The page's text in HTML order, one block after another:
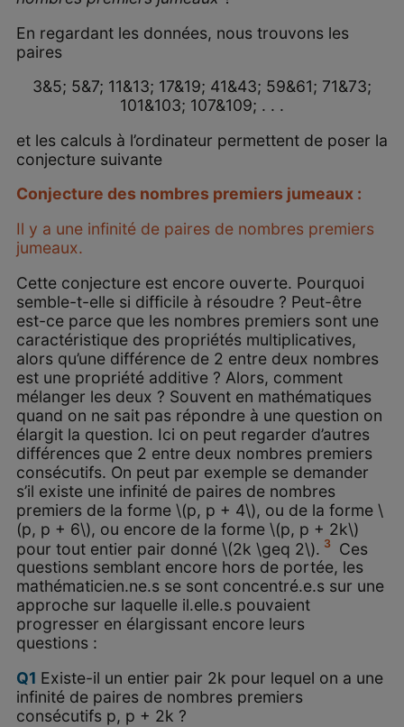
En regardant les données, nous trouvons les
paires
3&5; 5&7; 11&13; 17&19; 41&43; 59&61; 71&73;
101&103; 107&109; . . .
et les calculs à l’ordinateur permettent de poser la
conjecture suivante
Conjecture des nombres premiers jumeaux :
Il y a une infinité de paires de nombres premiers
jumeaux.
Cette conjecture est encore ouverte. Pourquoi
semble-t-elle si difficile à résoudre ? Peut-être
est-ce parce que les nombres premiers sont une
caractéristique des propriétés multiplicatives,
alors qu’une différence de 2 entre deux nombres
est une propriété additive ? Alors, comment
mélanger les deux ? Souvent en mathématiques
quand on ne sait pas répondre à une question on
élargit la question. Ici on peut regarder d’autres
différences que 2 entre deux nombres premiers
consécutifs. On peut par exemple se demander
s’il existe une infinité de paires de nombres
premiers de la forme \(p, p + 4\), ou de la forme \
(p, p + 6\), ou encore de la forme \(p, p + 2k\)
pour tout entier pair donné \(2k \geq 2\). 3
Ces
questions semblant encore hors de portée, les
mathématicien.ne.s se sont concentré.e.s sur une
approche sur laquelle il.elle.s pouvaient
progresser en élargissant encore leurs
questions :
Q1 Existe-il un entier pair 2k pour lequel on a une
infinité de paires de nombres premiers
consécutifs p, p + 2k ?